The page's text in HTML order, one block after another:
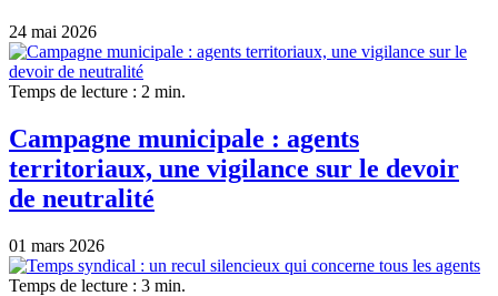
24 mai 2026
Temps de lecture : 2 min.
Campagne municipale : agents
territoriaux, une vigilance sur le devoir
de neutralité
01 mars 2026
Temps de lecture : 3 min.